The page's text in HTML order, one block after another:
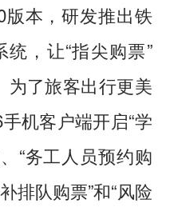
本，研发推出铁
，让“指尖购票”
为了旅客出行更美
机客户端开启“学
“务工人员预约购
排队购票”和“风险